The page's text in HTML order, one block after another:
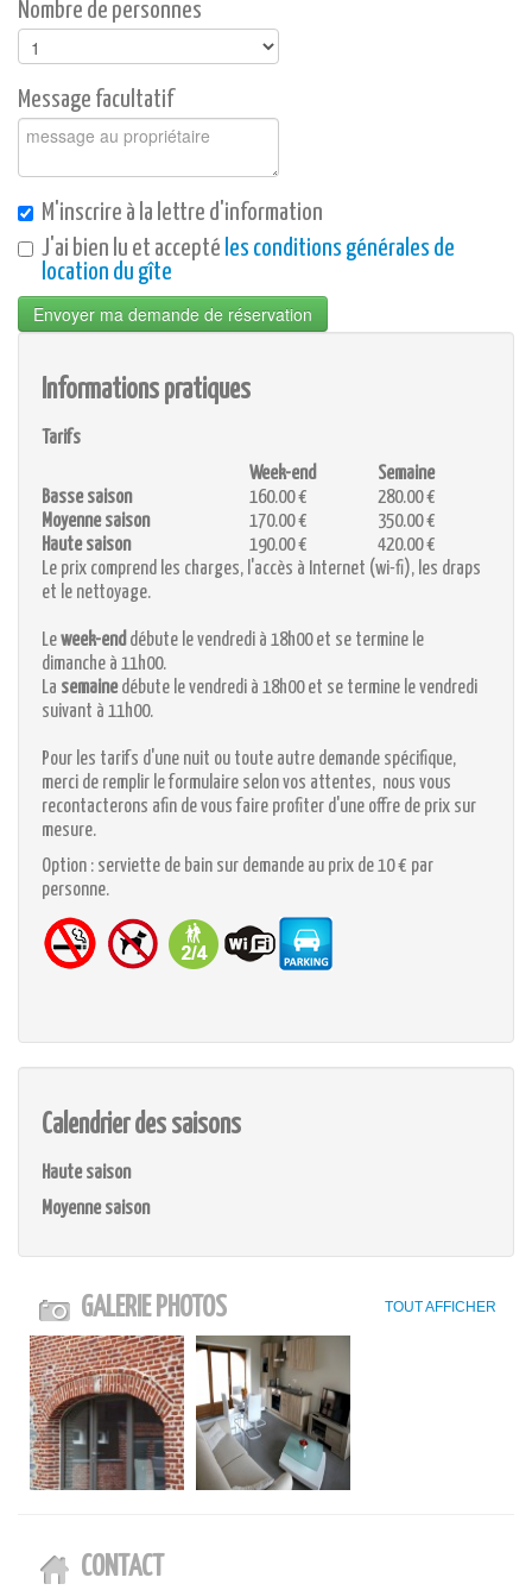
Nombre de personnes
Message facultatif
M'inscrire à la lettre d'information
J'ai bien lu et accepté les conditions générales de
location du gîte
Envoyer ma demande de réservation
Informations pratiques
Tarifs
Week-end
Semaine
Basse saison
160.00 €
280.00 €
Moyenne saison
170.00 €
350.00 €
Haute saison
190.00 €
420.00 €
Le prix comprend les charges, l'accès à Internet (wi-fi), les draps
et le nettoyage.
Leweek-end débute le vendredi à 18h00 et se termine le
dimanche à 11h00.
La semainedébute le vendredi à 18h00 et se termine le vendredi
suivant à 11h00.
Pour les tarifs d'une nuit ou toute autre demande spécifique,
merci de remplir le formulaire selon vos attentes, nous vous
recontacterons afin de vous faire profiter d'une offre de prix sur
mesure.
Option : serviette de bain sur demande au prix de 10 € par
personne.
Calendrier des saisons
Haute saison
Moyenne saison
GALERIE PHOTOS TOUT AFFICHER
CONTACT